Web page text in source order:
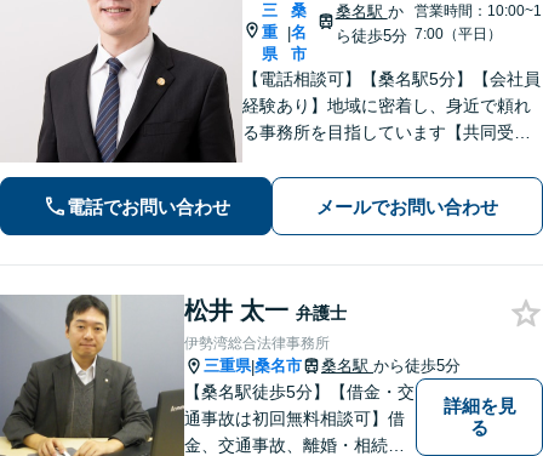
三
重
県
|
桑
名
市
桑名駅 か
ら徒歩5分
営業時間：10:00~1
7:00（平日）
【電話相談可】【桑名駅5分】【会社員
経験あり】地域に密着し、身近で頼れ
る事務所を目指しています【共同受任
全力を尽くします。一人で悩まず、お
気軽にご相談ください【夜間土日相談
可（要予約）】
電話でお問い合わせ メールでお問い合わせ
松井 太一 弁護士
伊勢湾総合法律事務所
三重県|桑名市 桑名駅 から徒歩5分
【桑名駅徒歩5分】【借金・交
通事故は初回無料相談可】借
金、交通事故、離婚・相続、
詳細を見
る